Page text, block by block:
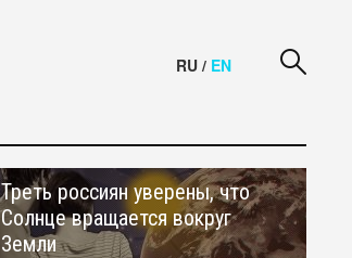
RU / EN
Треть россиян уверены, что
Солнце вращается вокруг
Земли